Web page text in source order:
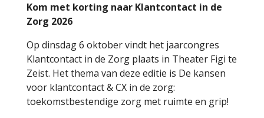
Kom met korting naar Klantcontact in de
Zorg 2026
Op dinsdag 6 oktober vindt het jaarcongres
Klantcontact in de Zorg plaats in Theater Figi te
Zeist. Het thema van deze editie is De kansen
voor klantcontact & CX in de zorg:
toekomstbestendige zorg met ruimte en grip!